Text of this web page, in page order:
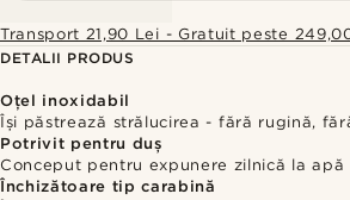
Transport 21,90 Lei - Gratuit peste
DETALII PRODUS
Oțel inoxidabil
Își păstrează strălucirea - fără rugină,
Potrivit pentru duș
Conceput pentru expunere zilnică la apă
Închizătoare tip carabină